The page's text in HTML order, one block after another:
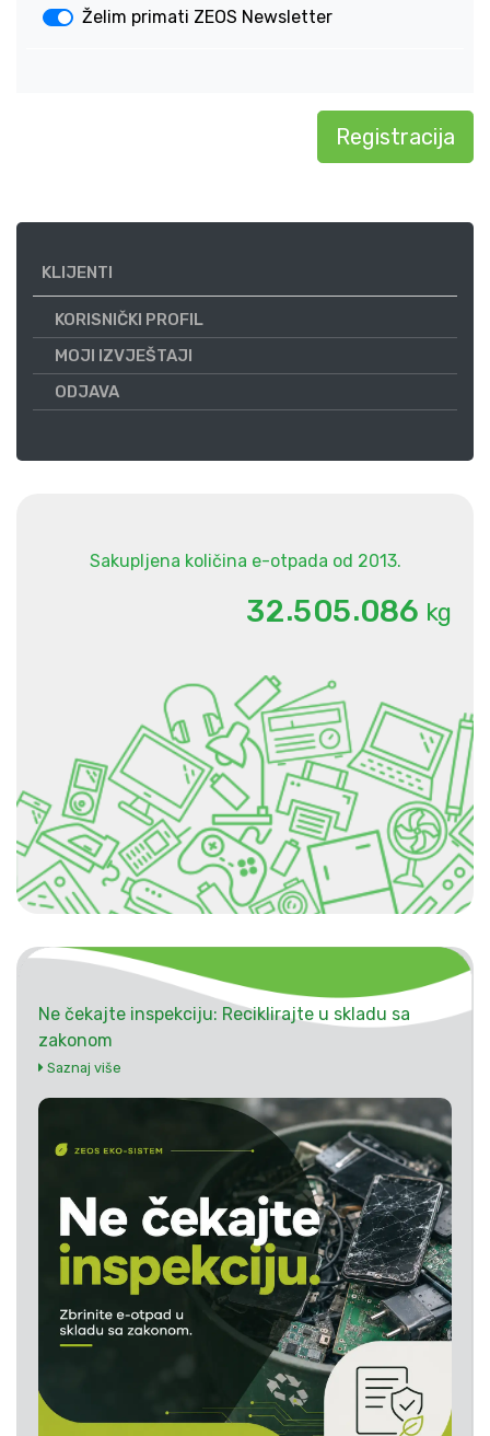
Želim primati ZEOS Newsletter
KLIJENTI
KORISNIČKI PROFIL
MOJI IZVJEŠTAJI
ODJAVA
Sakupljena količina e-otpada od 2013.
32.505.086 kg
Ne čekajte inspekciju: Reciklirajte u skladu sa
zakonom
Saznaj više